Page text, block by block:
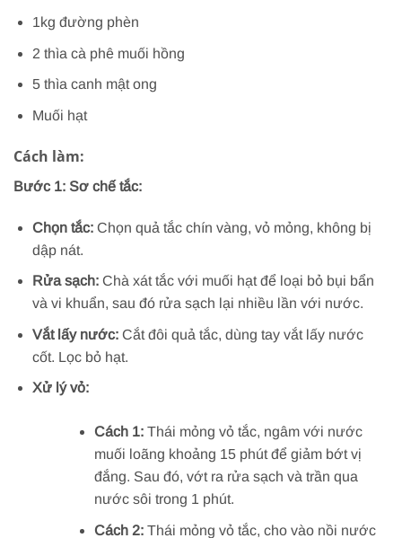
1kg đường phèn
2 thìa cà phê muối hồng
5 thìa canh mật ong
Muối hạt
Cách làm:
Bước 1: Sơ chế tắc:
Chọn tắc:Chọn quả tắc chín vàng, vỏ mỏng, không bị
dập nát.
Rửa sạch:Chà xát tắc với muối hạt để loại bỏ bụi bẩn
và vi khuẩn, sau đó rửa sạch lại nhiều lần với nước.
Vắt lấy nước:Cắt đôi quả tắc, dùng tay vắt lấy nước
cốt. Lọc bỏ hạt.
Xử lý vỏ:
Cách 1:Thái mỏng vỏ tắc, ngâm với nước
muối loãng khoảng 15 phút để giảm bớt vị
đắng. Sau đó, vớt ra rửa sạch và trần qua
nước sôi trong 1 phút.
Cách 2:Thái mỏng vỏ tắc, cho vào nồi nước